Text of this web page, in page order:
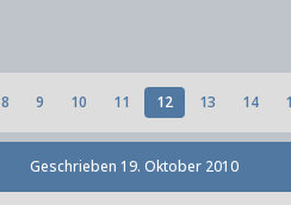
8 9 10 11 12 13 14
Geschrieben 19. Oktober 2010